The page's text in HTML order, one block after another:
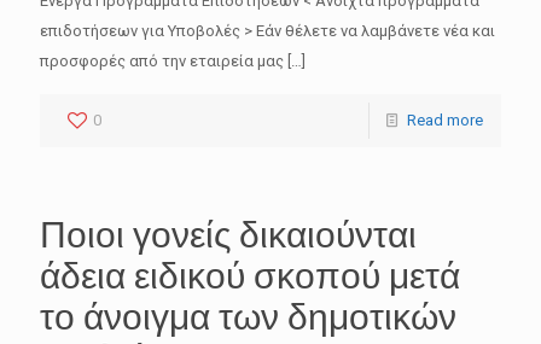
επιδοτήσεων για Υποβολές > Εάν θέλετε να λαμβάνετε νέα και
προσφορές από την εταιρεία μας […]
0 Read more
Ποιοι γονείς δικαιούνται
άδεια ειδικού σκοπού μετά
το άνοιγμα των δημοτικών